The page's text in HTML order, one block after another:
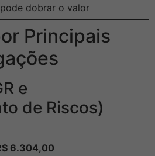
pode dobrar o valor
Principais
e
de Riscos)
6.304,00